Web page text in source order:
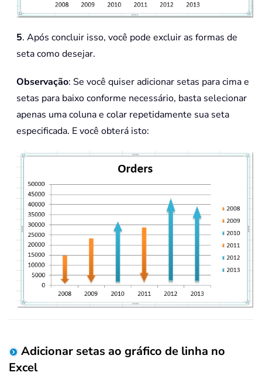
5. Após concluir isso, você pode excluir as formas de
seta como desejar.
Observação: Se você quiser adicionar setas para cima e
setas para baixo conforme necessário, basta selecionar
apenas uma coluna e colar repetidamente sua seta
especificada. E você obterá isto:
Adicionar setas ao gráfico de linha no
Excel